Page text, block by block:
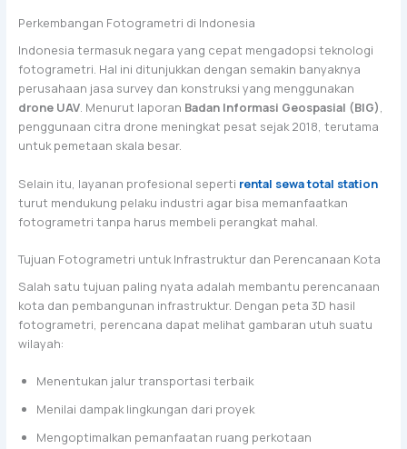
Perkembangan Fotogrametri di Indonesia
Indonesia termasuk negara yang cepat mengadopsi teknologi
fotogrametri. Hal ini ditunjukkan dengan semakin banyaknya
perusahaan jasa survey dan konstruksi yang menggunakan
drone UAV. Menurut laporan Badan Informasi Geospasial (BIG),
penggunaan citra drone meningkat pesat sejak 2018, terutama
untuk pemetaan skala besar.
Selain itu, layanan profesional seperti rental sewa total station
turut mendukung pelaku industri agar bisa memanfaatkan
fotogrametri tanpa harus membeli perangkat mahal.
Tujuan Fotogrametri untuk Infrastruktur dan Perencanaan Kota
Salah satu tujuan paling nyata adalah membantu perencanaan
kota dan pembangunan infrastruktur. Dengan peta 3D hasil
fotogrametri, perencana dapat melihat gambaran utuh suatu
wilayah:
Menentukan jalur transportasi terbaik
Menilai dampak lingkungan dari proyek
Mengoptimalkan pemanfaatan ruang perkotaan